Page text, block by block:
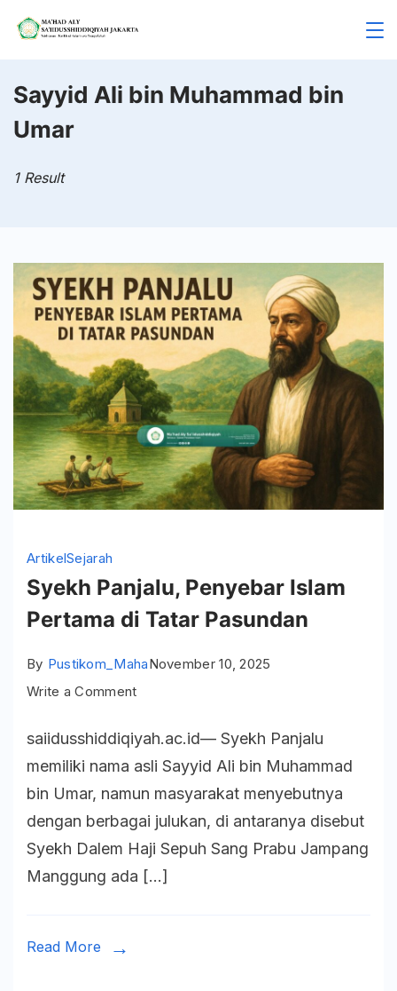
Skip
Aly
Sayyid Ali bin Muhammad bin
Umar
1 Result
ArtikelSejarah
Syekh Panjalu, Penyebar Islam
Pertama di Tatar Pasundan
By Pustikom_MahaNovember 10, 2025
Write a Commenton
Panjalu,
Penyebar
Islam
Pertama
di
Tatar
saiidusshiddiqiyah.ac.id— Syekh Panjalu
memiliki nama asli Sayyid Ali bin Muhammad
bin Umar, namun masyarakat menyebutnya
dengan berbagai julukan, di antaranya disebut
Syekh Dalem Haji Sepuh Sang Prabu Jampang
Manggung ada […]
Read More